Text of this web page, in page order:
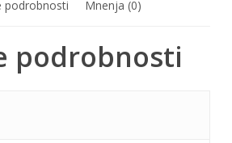
podrobnosti Mnenja (0)
podrobnosti